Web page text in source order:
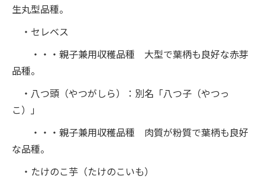
生丸型品種。
・セレベス
・・・親子兼用収穫品種 大型で葉柄も良好な赤芽
品種。
・八つ頭（やつがしら）：別名「八つ子（やつっ
こ）」
・・・親子兼用収穫品種 肉質が粉質で葉柄も良好
な品種。
・たけのこ芋（たけのこいも）